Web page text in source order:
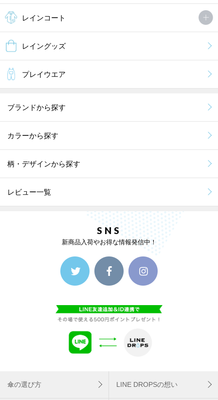
レインコート
レイングッズ
プレイウエア
ブランドから探す
カラーから探す
柄・デザインから探す
レビュー一覧
SNS
新商品入荷やお得な情報発信中！
傘の選び方 LINE DROPSの想い